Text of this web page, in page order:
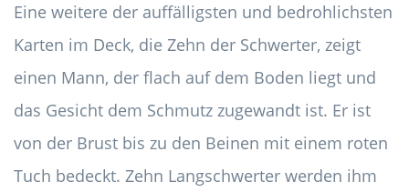
Eine weitere der auffälligsten und bedrohlichsten
Karten im Deck, die Zehn der Schwerter, zeigt
einen Mann, der flach auf dem Boden liegt und
das Gesicht dem Schmutz zugewandt ist. Er ist
von der Brust bis zu den Beinen mit einem roten
Tuch bedeckt. Zehn Langschwerter werden ihm